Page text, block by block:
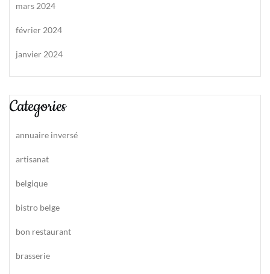
mars 2024
février 2024
janvier 2024
Categories
annuaire inversé
artisanat
belgique
bistro belge
bon restaurant
brasserie